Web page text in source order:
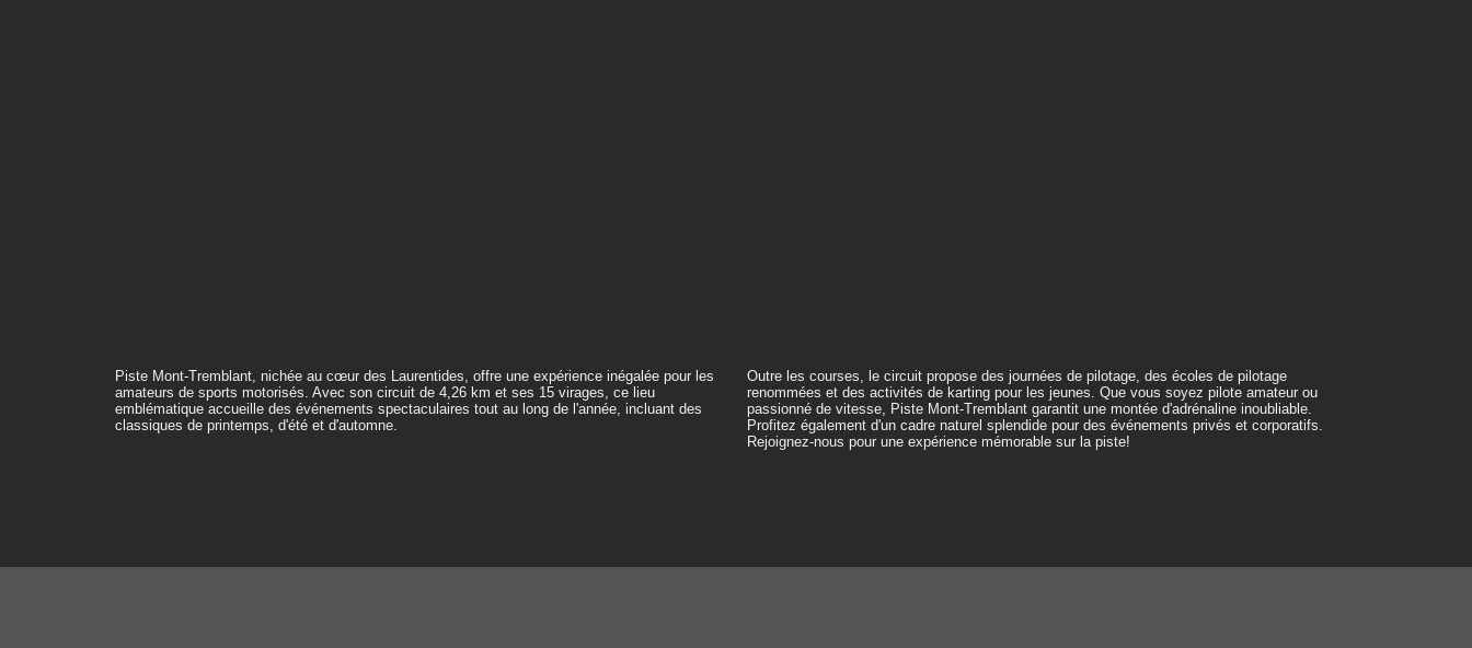
Piste Mont-Tremblant, nichée au cœur des Laurentides, offre une expérience inégalée pour les
amateurs de sports motorisés. Avec son circuit de 4,26 km et ses 15 virages, ce lieu
emblématique accueille des événements spectaculaires tout au long de l'année, incluant des
classiques de printemps, d'été et d'automne.
Outre les courses, le circuit propose des journées de pilotage, des écoles de pilotage
renommées et des activités de karting pour les jeunes. Que vous soyez pilote amateur ou
passionné de vitesse, Piste Mont-Tremblant garantit une montée d'adrénaline inoubliable.
Profitez également d'un cadre naturel splendide pour des événements privés et corporatifs.
Rejoignez-nous pour une expérience mémorable sur la piste!